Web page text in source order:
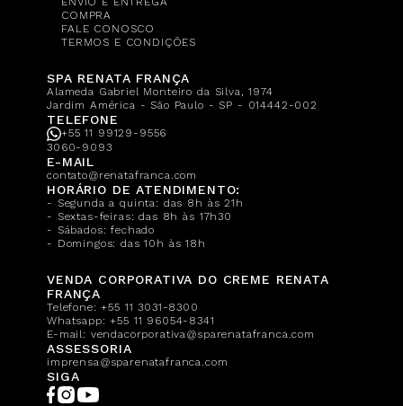
COMPRA
FALE CONOSCO
TERMOS E CONDIÇÕES
SPA RENATA FRANÇA
Alameda Gabriel Monteiro da Silva, 1974
Jardim América - São Paulo - SP - 014442-002
TELEFONE
+55 11 99129-9556
3060-9093
E-MAIL
contato@renatafranca.com
HORÁRIO DE ATENDIMENTO:
- Segunda a quinta: das 8h às 21h
- Sextas-feiras: das 8h às 17h30
- Sábados: fechado
- Domingos: das 10h às 18h
VENDA CORPORATIVA DO CREME RENATA
FRANÇA
Telefone:+55 11 3031-8300
Whatsapp:+55 11 96054-8341
E-mail: vendacorporativa@sparenatafranca.com
ASSESSORIA
imprensa@sparenatafranca.com
SIGA